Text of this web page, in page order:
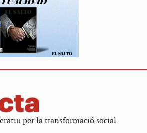
per la transformació social